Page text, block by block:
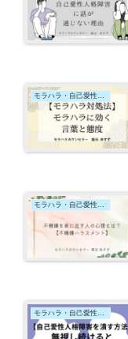
モラハラ・自己愛性パーソナリティ障害
モラハラ・自己愛性パーソナリティ障害
モラハラ・自己愛性パーソナリティ障害